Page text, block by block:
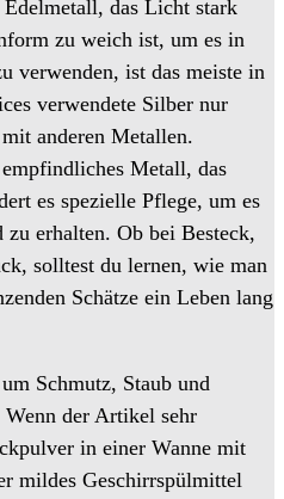
das Licht stark
zu weich ist, um es in
verwenden, ist das meiste in
verwendete Silber nur
anderen Metallen.
Metall, das
es spezielle Pflege, um es
zu erhalten. Ob bei Besteck,
solltest du lernen, wie man
Schätze ein Leben lang
Schmutz, Staub und
der Artikel sehr
in einer Wanne mit
mildes Geschirrspülmittel